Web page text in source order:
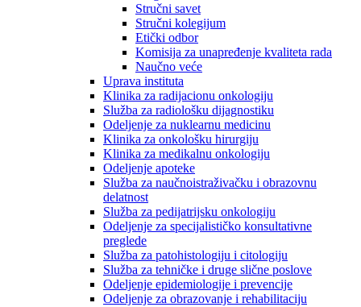
Stručni savet
Stručni kolegijum
Etički odbor
Komisija za unapređenje kvaliteta rada
Naučno veće
Uprava instituta
Klinika za radijacionu onkologiju
Služba za radiološku dijagnostiku
Odeljenje za nuklearnu medicinu
Klinika za onkološku hirurgiju
Klinika za medikalnu onkologiju
Odeljenje apoteke
Služba za naučnoistraživačku i obrazovnu
delatnost
Služba za pedijatrijsku onkologiju
Odeljenje za specijalističko konsultativne
preglede
Služba za patohistologiju i citologiju
Služba za tehničke i druge slične poslove
Odeljenje epidemiologije i prevencije
Odeljenje za obrazovanje i rehabilitaciju